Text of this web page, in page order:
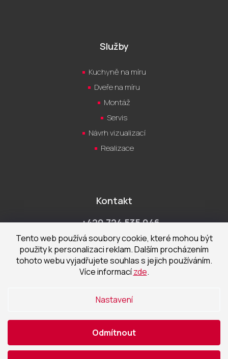
Tento web používá soubory cookie, které mohou být
použity k personalizaci reklam. Dalším procházením
tohoto webu vyjadřujete souhlas s jejich používáním.
Více informacízde.
Nastavení
Odmítnout
Služby
Kuchyně na míru
Dveře na míru
Montáž
Servis
Návrh vizualizací
Realizace
Kontakt
+420 724 535 046
Po-Pá 9:00 - 18:00 hod
obchod@cecetka.cz
370 01 České Budějovice
Vytvořil Shoptet |Nakódoval eshopGuru